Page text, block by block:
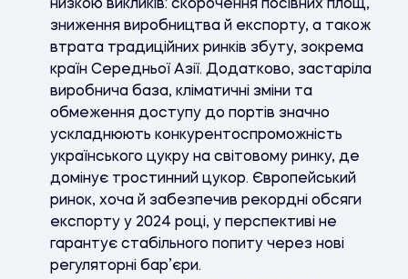
низкою викликів: скорочення посівних площ,
зниження виробництва й експорту, а також
втрата традиційних ринків збуту, зокрема
країн Середньої Азії. Додатково, застаріла
виробнича база, кліматичні зміни та
обмеження доступу до портів значно
ускладнюють конкурентоспроможність
українського цукру на світовому ринку, де
домінує тростинний цукор. Європейський
ринок, хоча й забезпечив рекордні обсяги
експорту у 2024 році, у перспективі не
гарантує стабільного попиту через нові
регуляторні бар’єри.